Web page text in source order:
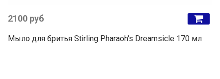
2100 руб
Мыло для бритья Stirling Pharaoh's Dreamsicle 170 мл